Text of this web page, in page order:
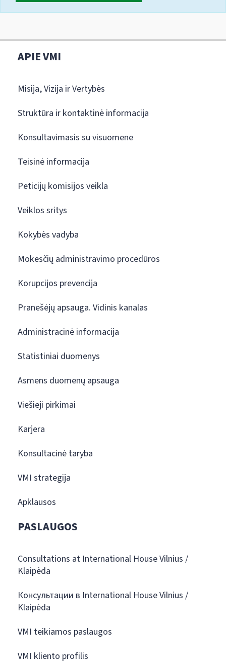
APIE VMI
Misija, Vizija ir Vertybės
Struktūra ir kontaktinė informacija
Konsultavimasis su visuomene
Teisinė informacija
Peticijų komisijos veikla
Veiklos sritys
Kokybės vadyba
Mokesčių administravimo procedūros
Korupcijos prevencija
Pranešėjų apsauga. Vidinis kanalas
Administracinė informacija
Statistiniai duomenys
Asmens duomenų apsauga
Viešieji pirkimai
Karjera
Konsultacinė taryba
VMI strategija
Apklausos
PASLAUGOS
Consultations at International House Vilnius /
Klaipėda
Консультации в International House Vilnius /
Klaipėda
VMI teikiamos paslaugos
VMI kliento profilis